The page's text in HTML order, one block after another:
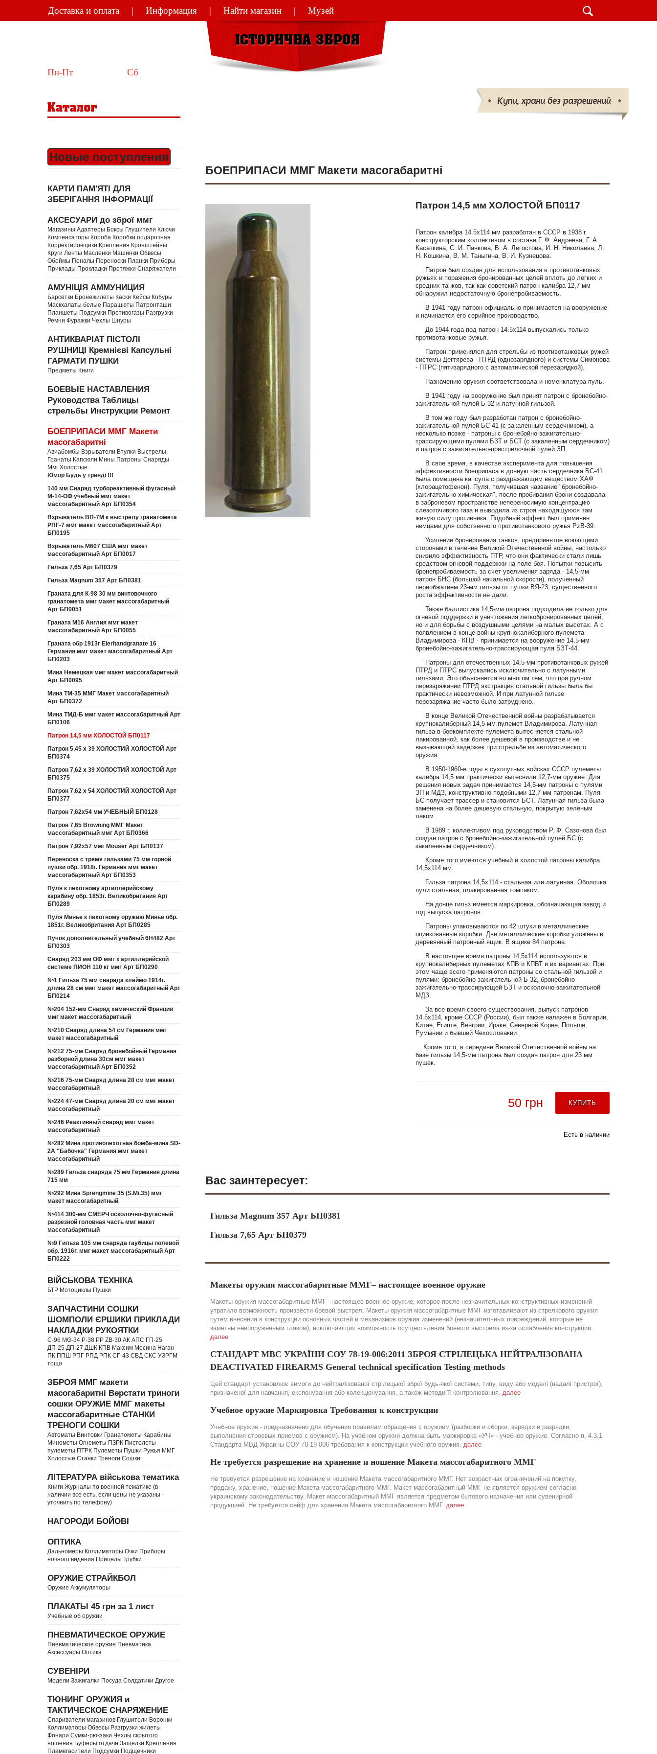
Доставка и оплата Информация Найти магазин Музей
Пн-Пт 10:00-18:00 Сб
(095)132-50-50 (096)719-86-86
Новые поступления
КАРТИ ПАМ'ЯТІ ДЛЯ
ЗБЕРІГАННЯ ІНФОРМАЦІЇ
АКСЕСУАРИ до зброї ммг
Магазины Адаптеры Боксы Глушители Ключи
Компенсаторы Короба Коробки подарочная
Корректировщики Крепления Кронштейны
Круги Ленты Масленки Машинки Обвесы
Обоймы Пеналы Переноски Планки Приборы
Приклады Прокладки Протяжки Снаряжатели
АМУНІЦІЯ АММУНИЦИЯ
Барсетки Бронежилеты Каски Кейсы Кобуры
Маскхалаты белые Парашюты Патронташи
Планшеты Подсумки Противогазы Разгрузки
Ремни Фуражки Чехлы Шнуры
АНТИКВАРІАТ ПІСТОЛІ
РУШНИЦІ Кремнієві Капсульні
ГАРМАТИ ПУШКИ
Предметы Книги
БОЕВЫЕ НАСТАВЛЕНИЯ
Руководства Таблицы
стрельбы Инструкции Ремонт
БОЕПРИПАСИ ММГ Макети
масогабаритні
Авиабомбы Взрыватели Втулки Выстрелы
Гранаты Капсюли Мины Патроны Снаряды
Ммг Холостые
Юмор Будь у тренді !!!
140 мм Снаряд турбореактивный фугасный
М-14-ОФ учебный ммг макет
массогабаритный Арт БП0354
Взрыватель ВП-7М к выстрелу гранатомета
РПГ-7 ммг макет массогабаритный Арт
БП0195
Взрыватель М607 США ммг макет
массогабаритный Арт БП0017
Гильза 7,65 Арт БП0379
Гильза Magnum 357 Арт БП0381
Граната для К-98 30 мм винтовочного
гранатомета ммг макет массогабаритный
Арт БП0051
Граната М16 Англия ммг макет
массогабаритный Арт БП0055
Граната обр 1913г Eierhandgranate 16
Германия ммг макет массогабаритный Арт
БП0203
Мина Немецкая ммг макет массогабаритный
Арт БП0095
Мина ТМ-35 ММГ Макет массогабаритный
Арт БП0372
Мина ТМД-Б ммг макет массогабаритный Арт
БП0106
Патрон 14,5 мм ХОЛОСТОЙ БП0117
Патрон 5,45 х 39 ХОЛОСТИЙ ХОЛОСТОЙ Арт
БП0374
Патрон 7,62 х 39 ХОЛОСТИЙ ХОЛОСТОЙ Арт
БП0375
Патрон 7,62 х 54 ХОЛОСТИЙ ХОЛОСТОЙ Арт
БП0377
Патрон 7,62х54 мм УЧЕБНЫЙ БП0128
Патрон 7,65 Browning ММГ Макет
массогабаритный ммг Арт БП0366
Патрон 7,92х57 ммг Mouser Арт БП0137
Переноска с тремя гильзами 75 мм горной
пушки обр. 1918г. Германия ммг макет
массогабаритный Арт БП0353
Пуля к пехотному артиллерийскому
карабину обр. 1853г. Великобритания Арт
БП0289
Пуля Минье к пехотному оружию Минье обр.
1851г. Великобритания Арт БП0285
Пучок дополнительный учебный 6Н482 Арт
БП0303
Снаряд 203 мм ОФ ммг к артиллерийской
системе ПИОН 110 кг ммг Арт БП0290
№1 Гильза 75 мм снаряда клеймо 1914г.
длина 28 см ммг макет массогабаритный Арт
БП0214
№204 152-мм Снаряд химический Франция
ммг макет массогабаритный
№210 Снаряд длина 54 см Германия ммг
макет массогабаритный
№212 75-мм Снаряд бронебойный Германия
разборной длина 30см ммг макет
массогабаритный Арт БП0352
№216 75-мм Снаряд длина 28 см ммг макет
массогабаритный
№224 47-мм Снаряд длина 20 см ммг макет
массогабаритный
№246 Реактивный снаряд ммг макет
массогабаритный
№282 Мина противопехотная бомба-мина SD-
2A "Бабочка" Германия ммг макет
массогабаритный
№289 Гильза снаряда 75 мм Германия длина
715 мм
№292 Мина Sprengmine 35 (S.Mi.35) ммг
макет массогабаритный
№414 300-мм СМЕРЧ осколочно-фугасный
разрезной головная часть ммг макет
массогабаритный
№9 Гильза 105 мм снаряда гаубицы полевой
обр. 1916г. ммг макет массогабаритный Арт
БП0222
ВІЙСЬКОВА ТЕХНІКА
БТР Мотоциклы Пушки
ЗАПЧАСТИНИ СОШКИ
ШОМПОЛИ ЄРШИКИ ПРИКЛАДИ
НАКЛАДКИ РУКОЯТКИ
C-96 MG-34 P-38 PP ZB-30 АК АПС ГП-25
ДП-25 ДП-27 ДШК КПВ Максим Мосина Наган
ПК ППШ РПГ РПД РПК СГ-43 СВД CКС УЗРГМ
тощо
ЗБРОЯ ММГ макети
масогабаритні Верстати триноги
сошки ОРУЖИЕ ММГ макеты
массогабаритные СТАНКИ
ТРЕНОГИ СОШКИ
Автоматы Винтовки Гранатометы Карабины
Минометы Огнеметы ПЗРК Пистолеты-
пулеметы ПТРК Пулеметы Пушки Ружья ММГ
Холостые Станки Треноги Сошки
ЛІТЕРАТУРА військова тематика
Книги Журналы по военной тематике (в
наличии все есть, если цены не указаны -
уточнить по телефону)
НАГОРОДИ БОЙОВІ
ОПТИКА
Дальномеры Коллиматоры Очки Приборы
ночного видения Прицелы Трубки
ОРУЖИЕ СТРАЙКБОЛ
Оружие Аккумуляторы
ПЛАКАТЫ 45 грн за 1 лист
Учебные об оружии
ПНЕВМАТИЧЕСКОЕ ОРУЖИЕ
Пневматическое оружие Пневматика
Аксессуары Оптика
СУВЕНІРИ
Модели Зажигалки Посуда Солдатики Другое
ТЮНИНГ ОРУЖИЯ и
ТАКТИЧЕСКОЕ СНАРЯЖЕНИЕ
Спариватели магазинов Глушители Воронки
Коллиматоры Обвесы Разгрузки жилеты
Фонари Сумки-рюкзаки Чехлы скрытого
ношения Буферы отдачи Защелки Крепления
Пламегасители Подсумки Подщечники
БОЕПРИПАСИ ММГ Макети масогабаритні
Патрон 14,5 мм ХОЛОСТОЙ БП0117
Патрон калибра 14.5x114 мм разработан в СССР в 1938 г.
конструкторским коллективом в составе Г. Ф. Андреева, Г. А.
Касаткина, С. И. Панкова, В. А. Легостова, И. Н. Николаева, Л.
Н. Кошкина, В. М. Таныгина, В. И. Кузнецова.
Патрон был создан для использования в противотанковых
ружьях и поражения бронированных целей вплоть до легких и
средних танков, так как советский патрон калибра 12,7 мм
обнаружил недостаточную бронепробиваемость.
В 1941 году патрон официально принимается на вооружение
и начинается его серийное производство.
До 1944 года под патрон 14.5x114 выпускались только
противотанковые ружья.
Патрон применялся для стрельбы из противотанковых ружей
системы Дегтярева - ПТРД (однозарядного) и системы Симонова
- ПТРС (пятизарядного с автоматической перезарядкой).
Назначению оружия соответствовала и номенклатура пуль.
В 1941 году на вооружение был принят патрон с бронебойно-
зажигательной пулей Б-32 и латунной гильзой.
В том же году был разработан патрон с бронебойно-
зажигательной пулей БС-41 (с закаленным сердечником), а
несколько позже - патроны с бронебойно-зажигательно-
трассирующими пулями БЗТ и БСТ (с закаленным сердечником)
и патрон с зажигательно-пристрелочной пулей ЗП.
В свое время, в качестве эксперимента для повышения
эффективности боеприпаса в донную часть сердечника БС-41
была помещена капсула с раздражающим веществом ХАФ
(хлорацетофенон). Пуля, получившая название "бронебойно-
зажигательно-химическая", после пробивания брони создавала
в заброневом пространстве непереносимую концентрацию
слезоточивого газа и выводила из строя находящуюся там
живую силу противника. Подобный эффект был применен
немцами для собственного противотанкового ружья PzB-39.
Усиление бронирования танков, предпринятое воюющими
сторонами в течение Великой Отечественной войны, настолько
снизило эффективность ПТР, что они фактически стали лишь
средством огневой поддержки на поле боя. Попытки повысить
бронепробиваемость за счет увеличения заряда - 14,5-мм
патрон БНС (большой начальной скорости), полученный
переобжатием 23-мм гильзы от пушки ВЯ-23, существенного
роста эффективности не дали.
Также баллистика 14,5-мм патрона подходила не только для
огневой поддержки и уничтожения легкобронированных целей,
но и для борьбы с воздушными целями на малых высотах. А с
появлением в конце войны крупнокалиберного пулемета
Владимирова - КПВ - принимается на вооружение 14,5-мм
бронебойно-зажигательно-трассирующая пуля БЗТ-44.
Патроны для отечественных 14,5-мм противотанковых ружей
ПТРД и ПТРС выпускались исключительно с латунными
гильзами. Это объясняется во многом тем, что при ручном
перезаряжании ПТРД экстракция стальной гильзы была бы
практически невозможной. И при латунной гильзе
перезаряжание часто было затруднено.
В конце Великой Отечественной войны разрабатывается
крупнокалиберный 14,5-мм пулемет Владимирова. Латунная
гильза в боекомплекте пулемета вытесняется стальной
лакированной, как более дешевой в производстве и не
вызывающей задержек при стрельбе из автоматического
оружия.
В 1950-1960-е годы в сухопутных войсках СССР пулеметы
калибра 14,5 мм практически вытеснили 12,7-мм оружие. Для
решения новых задач принимаются 14,5-мм патроны с пулями
ЗП и МДЗ, конструктивно подобными 12,7-мм патронам. Пуля
БС получает трассер и становится БСТ. Латунная гильза была
заменена на более дешевую стальную, покрытую зеленым
лаком.
В 1989 г. коллективом под руководством Р. Ф. Сазонова был
создан патрон с бронебойно-зажигательной пулей БС (с
закаленным сердечником).
Кроме того имеются учебный и холостой патроны калибра
14,5х114 мм.
Гильза патрона 14,5х114 - стальная или латунная. Оболочка
пули стальная, плакированная томпаком.
На донце гильз имеется маркировка, обозначающая завод и
год выпуска патронов.
Патроны упаковываются по 42 штуки в металлические
оцинкованные коробки. Две металлические коробки уложены в
деревянный патронный ящик. В ящике 84 патрона.
В настоящее время патроны 14,5х114 используются в
крупнокалиберных пулеметах КПВ и КПВТ и их вариантах. При
этом чаще всего применяются патроны со стальной гильзой и
пулями: бронебойно-зажигательной Б-32, бронебойно-
зажигательно-трассирующей БЗТ и осколочно-зажигательной
МДЗ.
За все время своего существования, выпуск патронов
14.5x114, кроме СССР (России), был также налажен в Болгарии,
Китае, Египте, Венгрии, Ираке, Северной Корее, Польше,
Румынии и бывшей Чехословакии.
Кроме того, в середине Великой Отечественной войны на
базе гильзы 14,5-мм патрона был создан патрон для 23 мм
пушек.
50 грн КУПИТЬ
Есть в наличии
Вас заинтересует:
Гильза Magnum 357 Арт БП0381
Гильза 7,65 Арт БП0379
Макеты оружия массогабаритные ММГ– настоящее военное оружие
Макеты оружия массогабаритные ММГ– настоящее военное оружие, которое после незначительных конструктивных изменений
утратило возможность произвести боевой выстрел. Макеты оружия массогабаритные ММГ изготавливают из стрелкового оружия
путем внесения в конструкции основных частей и механизмов оружия изменений (незначительных повреждений, которые не
заметны невооруженным глазом), исключающих возможность осуществления боевого выстрела из-за ослабления конструкции.
далее
СТАНДАРТ МВС УКРАЇНИ СОУ 78-19-006:2011 ЗБРОЯ СТРІЛЕЦЬКА НЕЙТРАЛІЗОВАНА
DEACTIVATED FIREARMS General technical specification Testing methods
Цей стандарт установлює вимоги до нейтралізованої стрілецької зброї будь-якої системи, типу, виду або моделі (надалі пристрої),
призначеної для навчання, експонування або колекціонування, а також методи її контролювання. далее
Учебное оружие Маркировка Требования к конструкции
Учебное оружие - предназначено для обучения правилам обращения с оружием (разборки и сборки, зарядки и разрядки,
выполнения строевых приемов с оружием). На учебном оружии должна быть маркировка «УЧ» - учебное оружие. Согласно п. 4.3.1
Стандарта МВД Украины СОУ 78-19-006 требования к конструкции учебного оружия. далее
Не требуется разрешение на хранение и ношение Макета массогабаритного ММГ
Не требуется разрешение на хранение и ношение Макета массогабаритного ММГ. Нет возрастных ограничений на покупку,
продажу, хранение, ношение Макета массогабаритного ММГ. Макет массогабаритный ММГ не является оружием согласно
украинскому законодательству. Макет массогабаритный ММГ является предметом бытового назначения или сувенирной
продукцией. Не требуется сейф для хранения Макета массогабаритного ММГ. далее